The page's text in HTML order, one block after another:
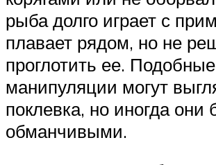
рыба долго играет с
плавает рядом, но не
проглотить ее. Подобные
манипуляции могут
поклевка, но иногда они
обманчивыми.